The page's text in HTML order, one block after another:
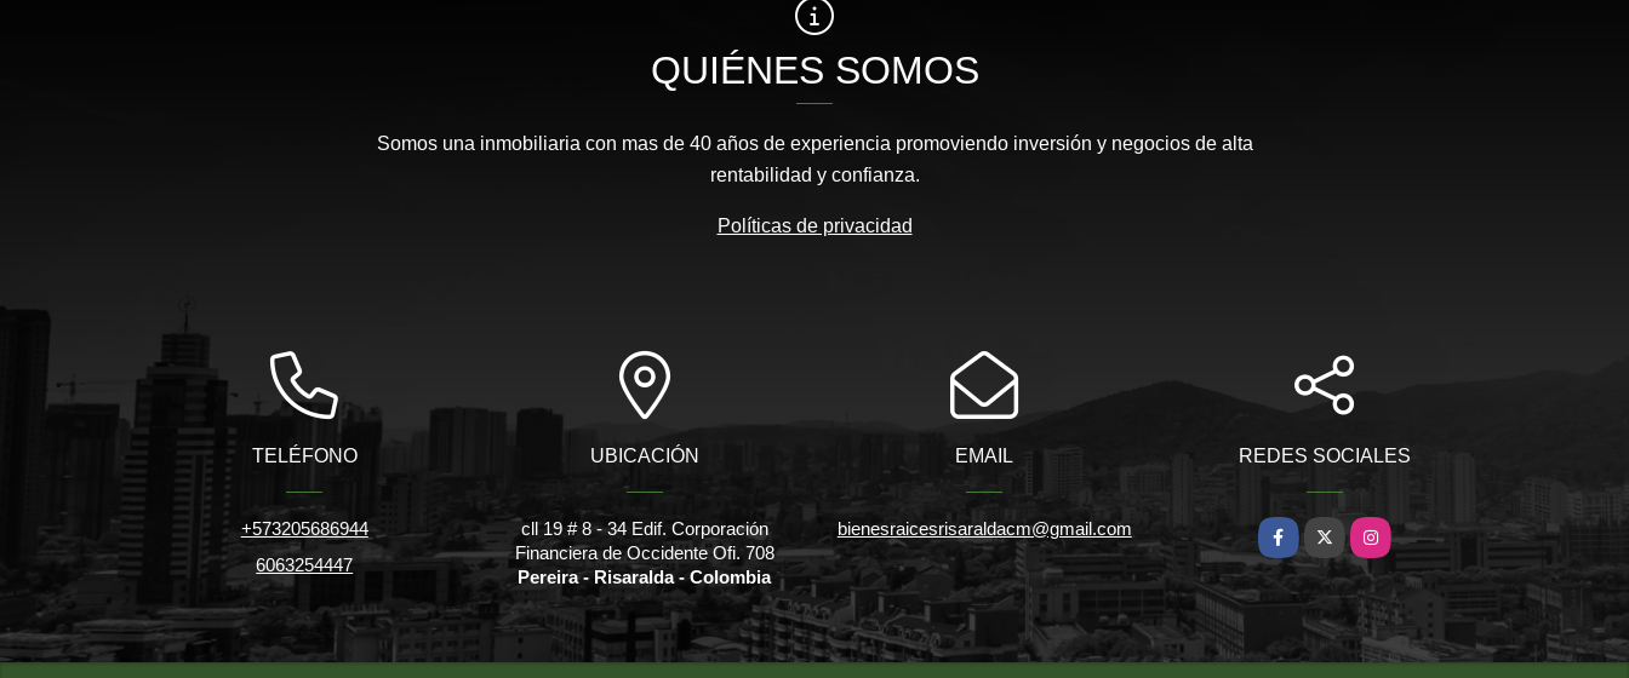
QUIÉNES SOMOS
Somos una inmobiliaria con mas de 40 años de experiencia promoviendo inversión y negocios de alta
rentabilidad y confianza.
Políticas de privacidad
TELÉFONO
+573205686944
6063254447
UBICACIÓN
cll 19 # 8 - 34 Edif. Corporación
Financiera de Occidente Ofi. 708
Pereira - Risaralda - Colombia
EMAIL
bienesraicesrisaraldacm@gmail.com
REDES SOCIALES
Facebook
X Instagram